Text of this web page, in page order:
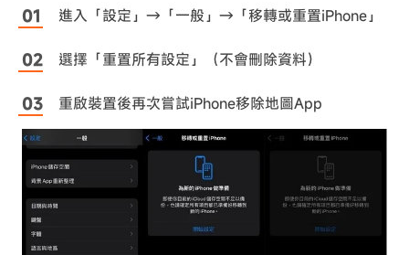
進入「設定」→「一般」→「移轉或重置iPhone」
選擇「重置所有設定」（不會刪除資料）
重啟裝置後再次嘗試iPhone移除地圖App